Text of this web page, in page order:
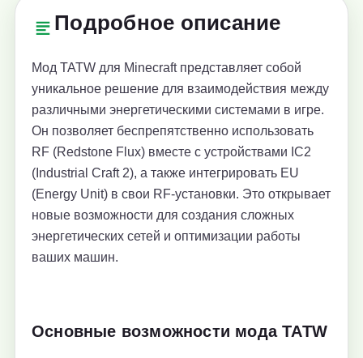
Подробное описание
Мод TATW для Minecraft представляет собой
уникальное решение для взаимодействия между
различными энергетическими системами в игре.
Он позволяет беспрепятственно использовать
RF (Redstone Flux) вместе с устройствами IC2
(Industrial Craft 2), а также интегрировать EU
(Energy Unit) в свои RF-установки. Это открывает
новые возможности для создания сложных
энергетических сетей и оптимизации работы
ваших машин.
Основные возможности мода TATW